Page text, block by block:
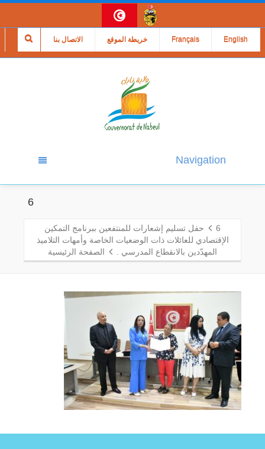
الاتصال بنا خريطة الموقع Français English
Navigation
6
6
حفل تسليم إشعارات للمنتفعين ببرنامج التمكين
الإقتصادي للعائلات ذات الوضعيات الخاصة وأمهات التلاميذ
المهدّدين بالانقطاع المدرسي .
الصفحة الرئيسية